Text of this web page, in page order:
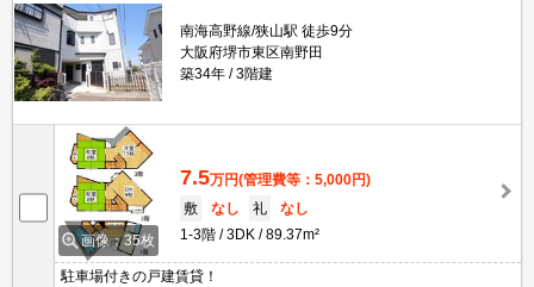
南海高野線/狭山駅 徒歩9分
大阪府堺市東区南野田
築34年
3階建
画像：35枚
7.5万円(管理費等：5,000円)
敷
なし 礼
なし
1-3階
3DK 89.37m²
駐車場付きの戸建賃貸！